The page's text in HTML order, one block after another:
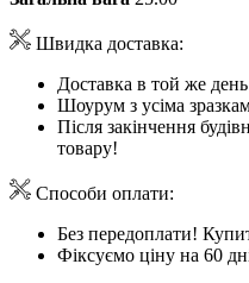
Швидка доставка:
Доставка в той же день
Шоурум з усіма
Після закінчення
товару!
Способи оплати:
Без передоплати!
Фіксуємо ціну на 60